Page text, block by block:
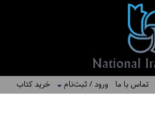
تماس با ما ورود / ثبت‌نام خرید کتاب